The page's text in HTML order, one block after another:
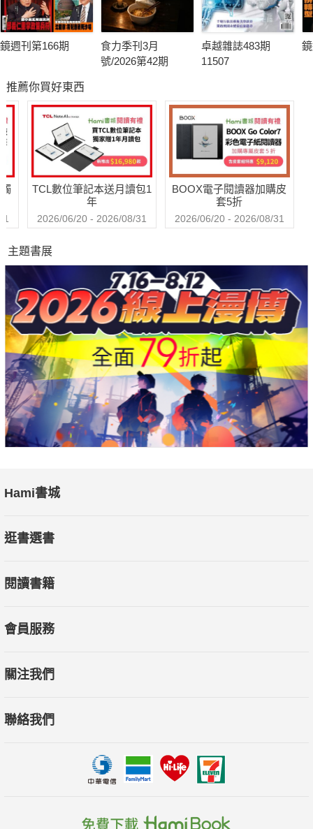
鏡週刊第166期
食力季刊3月
號/2026第42期
卓越雜誌483期
11507
推薦你買好東西
TCL數位筆記本送月讀包1
年
2026/06/20 - 2026/08/31
BOOX電子閱讀器加購皮
套5折
2026/06/20 - 2026/08/31
主題書展
Hami書城
逛書選書
閱讀書籍
會員服務
關注我們
聯絡我們